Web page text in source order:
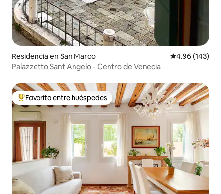
Residencia en San Marco Calificación
4.96 (143)
Palazzetto Sant Angelo - Centro de Venecia
De los mejores en Favorito entre huéspedes
Favorito entre huéspedes